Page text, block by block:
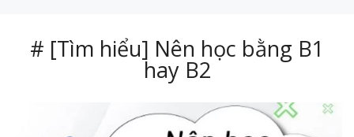
# [Tìm hiểu] Nên học bằng B1
hay B2